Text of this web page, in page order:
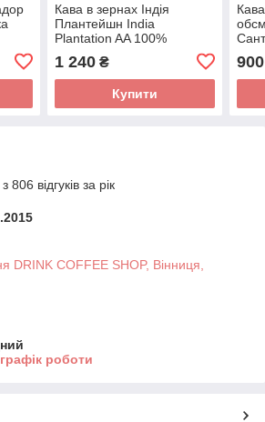
1кг
Кава в зернах Індія
Плантейшн India
Plantation AA 100%
обсмаження моносорт 1кг
1 240₴
Купити
900
відгуків за рік
DRINK COFFEE SHOP, Вінниця,
роботи